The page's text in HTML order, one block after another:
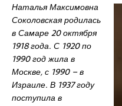
Наталья Максимовна
Соколовская родилась
в Самаре 20 октября
1918 года. С 1920 по
1990 год жила в
Москве, с 1990 – в
Израиле. В 1937 году
поступила в